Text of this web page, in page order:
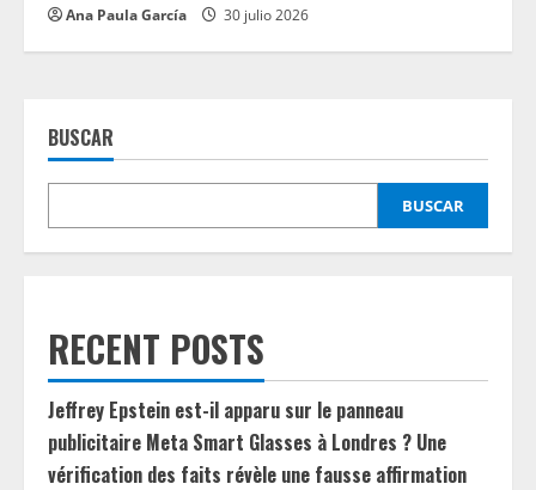
Ana Paula García 30 julio 2026
BUSCAR
BUSCAR
RECENT POSTS
Jeffrey Epstein est-il apparu sur le panneau
publicitaire Meta Smart Glasses à Londres ? Une
vérification des faits révèle une fausse affirmation